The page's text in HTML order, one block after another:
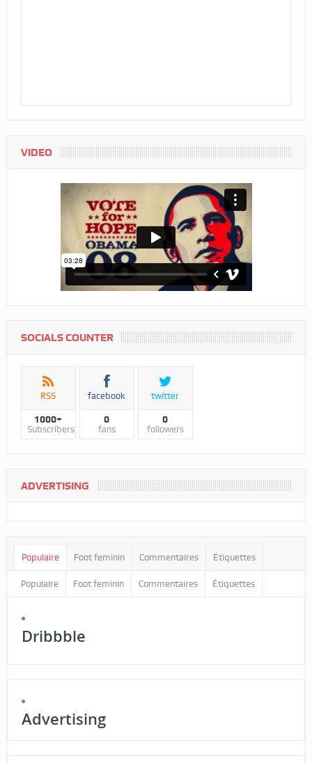
VIDEO
SOCIALS COUNTER
RSS
1000+
Subscribers
facebook
0
fans
twitter
0
followers
ADVERTISING
Populaire Foot feminin Commentaires Étiquettes
Populaire Foot feminin Commentaires Étiquettes
Dribbble
Advertising